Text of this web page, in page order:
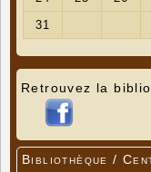
Retrouvez la
Bibliothèque /